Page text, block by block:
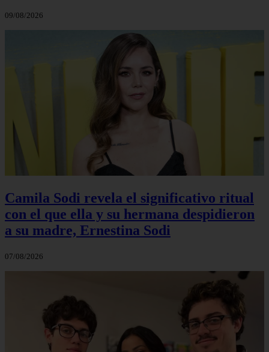
09/08/2026
Camila Sodi revela el significativo ritual
con el que ella y su hermana despidieron
a su madre, Ernestina Sodi
07/08/2026